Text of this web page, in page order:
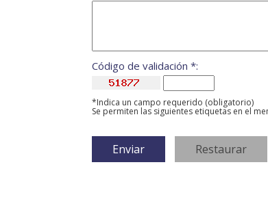
Código de validación *:
*Indica un campo requerido (obligatorio)
Se permiten las siguientes etiquetas en el